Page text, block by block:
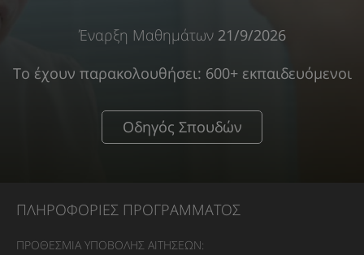
Έναρξη Μαθημάτων 21/9/2026
Το έχουν παρακολουθήσει: 600+ εκπαιδευόμενοι
Οδηγός Σπουδών
ΠΛΗΡΟΦΟΡΙΕΣ ΠΡΟΓΡΑΜΜΑΤΟΣ
ΠΡΟΘΕΣΜΙΑ ΥΠΟΒΟΛΗΣ ΑΙΤΗΣΕΩΝ: